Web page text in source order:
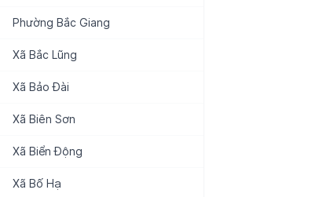
Phường Bắc Giang
Xã Bắc Lũng
Xã Bảo Đài
Xã Biên Sơn
Xã Biển Động
Xã Bố Hạ